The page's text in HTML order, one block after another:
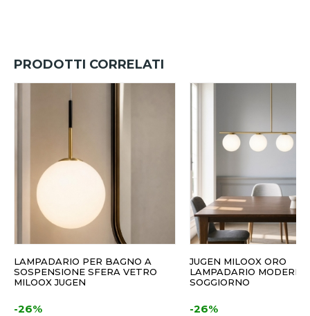
PRODOTTI CORRELATI
LAMPADARIO PER BAGNO A
SOSPENSIONE SFERA VETRO
MILOOX JUGEN
-26%
JUGEN MILOOX ORO
LAMPADARIO
SOGGIORNO
-26%